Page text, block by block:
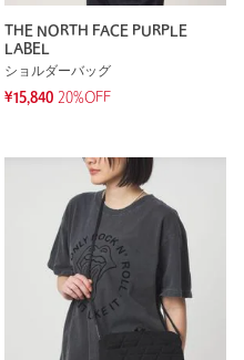
THE NORTH FACE PURPLE
LABEL
ショルダーバッグ
¥15,840 20%OFF